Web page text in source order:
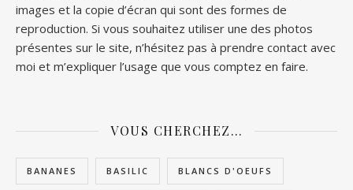
images et la copie d’écran qui sont des formes de
reproduction. Si vous souhaitez utiliser une des photos
présentes sur le site, n’hésitez pas à prendre contact avec
moi et m’expliquer l’usage que vous comptez en faire.
VOUS CHERCHEZ…
BANANES BASILIC BLANCS D'OEUFS